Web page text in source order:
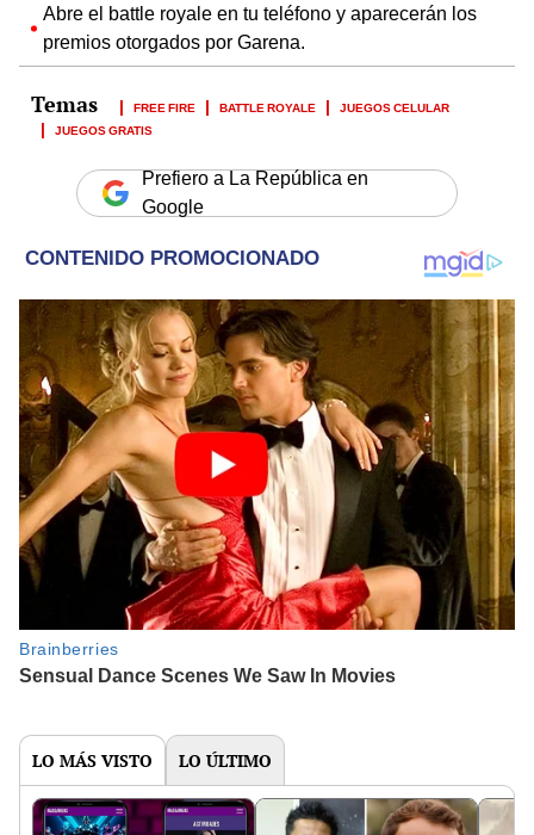
Abre el battle royale en tu teléfono y aparecerán los
premios otorgados por Garena.
FREE FIRE BATTLE ROYALE
JUEGOS CELULAR
JUEGOS GRATIS
Prefiero a La República en
Google
LO MÁS VISTO LO ÚLTIMO